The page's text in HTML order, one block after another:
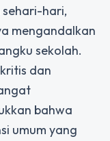
hari,
mengandalkan
sekolah.
dan
bahwa
umum yang